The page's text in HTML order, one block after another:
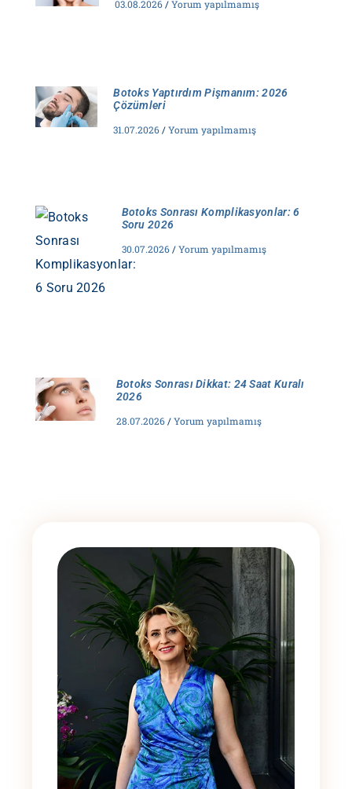
03.08.2026 Yorum yapılmamış
Botoks Yaptırdım Pişmanım: 2026
Çözümleri
31.07.2026 Yorum yapılmamış
Botoks Sonrası Komplikasyonlar: 6
Soru 2026
30.07.2026 Yorum yapılmamış
Botoks Sonrası Dikkat: 24 Saat Kuralı
2026
28.07.2026 Yorum yapılmamış